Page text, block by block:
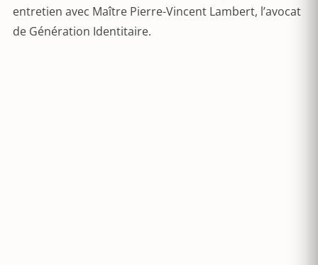
entretien avec Maître Pierre-Vincent Lambert, l’avocat
de Génération Identitaire.